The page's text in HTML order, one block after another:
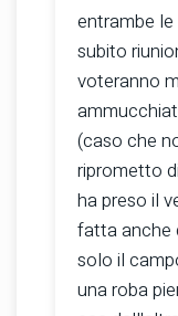
entrambe
subito
voteranno
(caso che
riprometto
ha preso il
fatta anche
solo il
una roba